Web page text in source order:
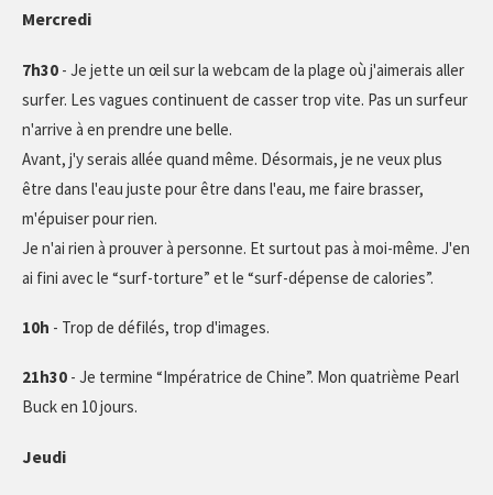
Mercredi
7h30 - Je jette un œil sur la webcam de la plage où j'aimerais aller
surfer. Les vagues continuent de casser trop vite. Pas un surfeur
n'arrive à en prendre une belle.
Avant, j'y serais allée quand même. Désormais, je ne veux plus
être dans l'eau juste pour être dans l'eau, me faire brasser,
m'épuiser pour rien.
Je n'ai rien à prouver à personne. Et surtout pas à moi-même. J'en
ai fini avec le “surf-torture” et le “surf-dépense de calories”.
10h - Trop de défilés, trop d'images.
21h30 - Je termine “Impératrice de Chine”. Mon quatrième Pearl
Buck en 10 jours.
Jeudi